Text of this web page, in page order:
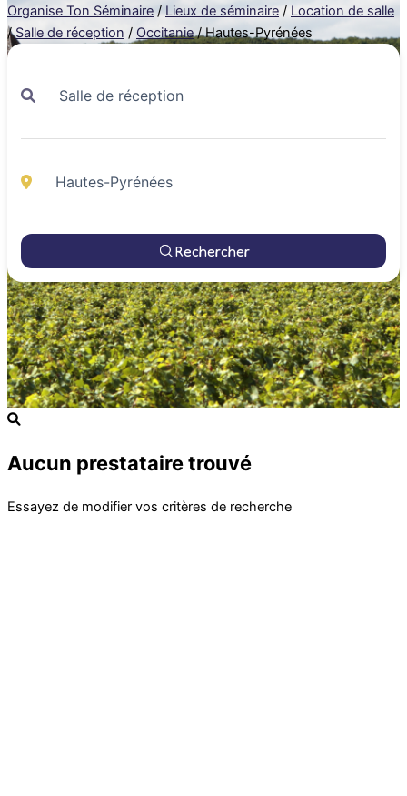
Organise Ton Séminaire / Lieux de séminaire / Location de salle
/ Salle de réception / Occitanie / Hautes-Pyrénées
Rechercher
Aucun prestataire trouvé
Essayez de modifier vos critères de recherche